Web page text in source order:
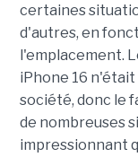
certaines
d'autres, en
l'emplacement.
iPhone 16 n'était
société, donc le
de nombreuses
impressionnant